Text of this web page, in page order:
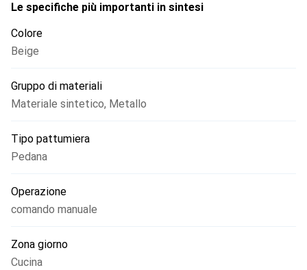
Le specifiche più importanti in sintesi
Colore
Beige
Gruppo di materiali
Materiale sintetico, Metallo
Tipo pattumiera
Pedana
Operazione
comando manuale
Zona giorno
Cucina